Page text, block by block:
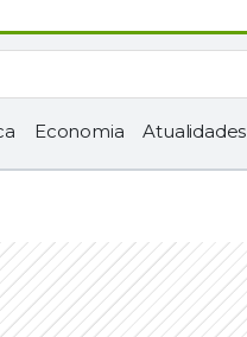
Economia Atualidades